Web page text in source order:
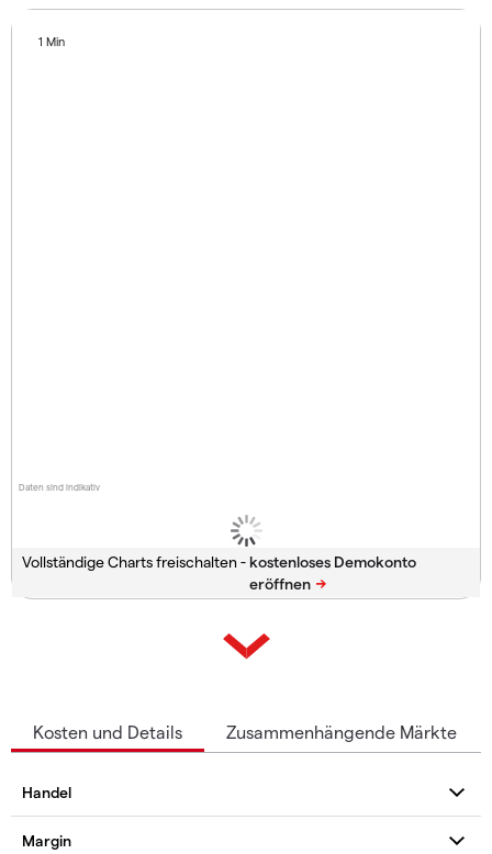
Daten sind indikativ
1 Min
Vollständige Charts freischalten -
Kosten und Details Zusammenhängende Märkte